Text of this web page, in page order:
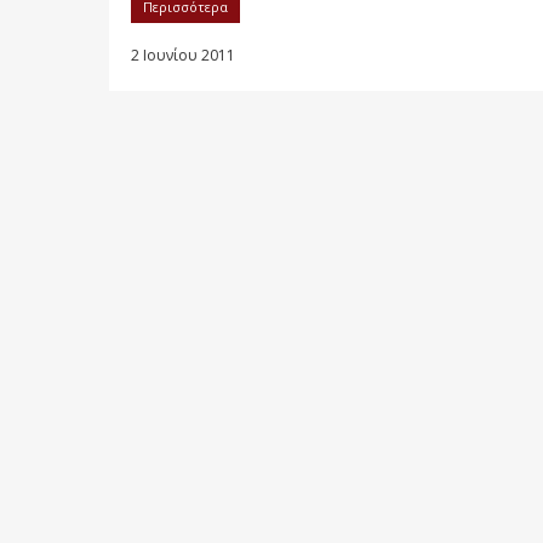
Περισσότερα
2 Ιουνίου 2011